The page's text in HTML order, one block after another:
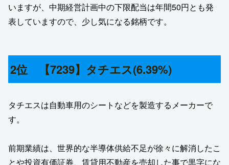
いますが、中期経営計画中の下限配当は年間50円とも発
表していますので、少し気になる銘柄です。
2位 【7239】タチエス(6.39%)
タチエスは自動車用のシートなどを製造するメーカーで
す。
前期業績は、世界的な半導体供給不足が徐々に解消したこ
とや投資有価証券、賃貸用不動産を売却した事で黒字にな